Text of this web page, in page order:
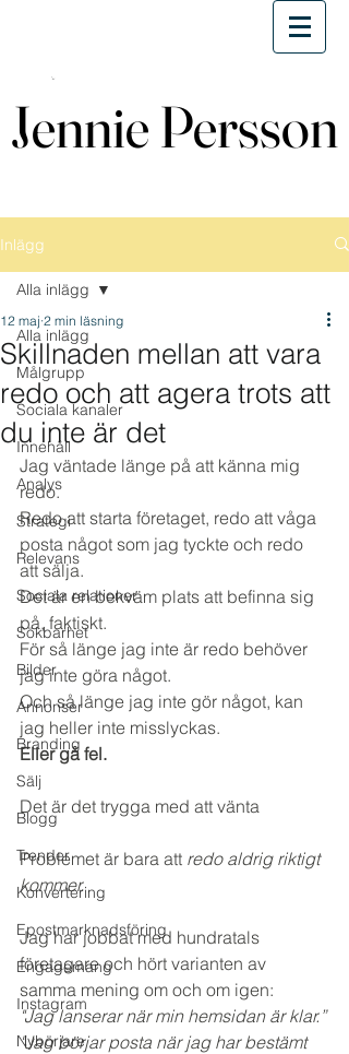
Jennie Persson
Jennie Persson
Inlägg
Alla inlägg
Målgrupp
Sociala kanaler
Innehåll
Analys
Strategi
Relevans
Sociala relationer
Sökbarhet
Bilder
Annonser
Branding
Sälj
Blogg
Trender
Konvertering
Epostmarknadsföring
Engagemang
Instagram
Nybörjare
Alla inlägg
Skillnaden mellan att vara
redo och att agera trots att
du inte är det
12 maj 2 min läsning
Jag väntade länge på att känna mig
redo.
Redo att starta företaget, redo att våga
posta något som jag tyckte och redo
att sälja.
Det är en bekväm plats att befinna sig
på, faktiskt.
För så länge jag inte är redo behöver
jag inte göra något.
Och så länge jag inte gör något, kan
jag heller inte misslyckas.
Eller gå fel.
Det är det trygga med att vänta
Problemet är bara att redo aldrig riktigt
kommer.
Jag har jobbat med hundratals
företagare och hört varianten av
samma mening om och om igen:
"Jag lanserar när min hemsidan är klar.”
"Jag börjar posta när jag har bestämt